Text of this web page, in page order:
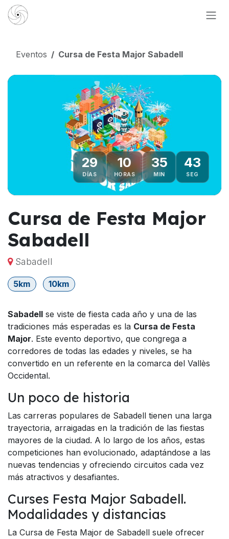
Ir al contenido
Eventos Cursa de Festa Major Sabadell
29
DÍAS
10
HORAS
35
MIN
43
SEG
Cursa de Festa Major
Sabadell
Sabadell
5km 10km
Sabadell se viste de fiesta cada año y una de las
tradiciones más esperadas es la Cursa de Festa
Major. Este evento deportivo, que congrega a
corredores de todas las edades y niveles, se ha
convertido en un referente en la comarca del Vallès
Occidental.
Un poco de historia
Las carreras populares de Sabadell tienen una larga
trayectoria, arraigadas en la tradición de las fiestas
mayores de la ciudad. A lo largo de los años, estas
competiciones han evolucionado, adaptándose a las
nuevas tendencias y ofreciendo circuitos cada vez
más atractivos y desafiantes.
Curses Festa Major Sabadell.
Modalidades y distancias
La Cursa de Festa Major de Sabadell suele ofrecer